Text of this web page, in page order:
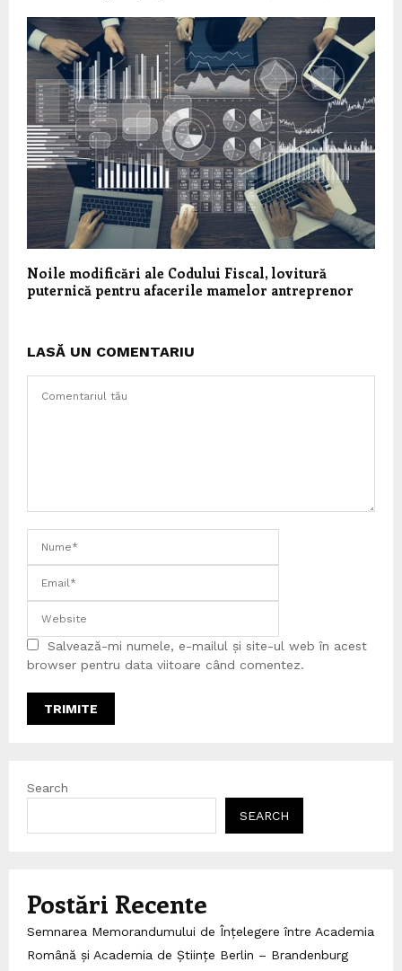
Noile modificări ale Codului Fiscal, lovitură
puternică pentru afacerile mamelor antreprenor
LASĂ UN COMENTARIU
Salvează-mi numele, e-mailul și site-ul web în acest
browser pentru data viitoare când comentez.
Search
SEARCH
Postări Recente
Semnarea Memorandumului de Înțelegere între Academia
Română și Academia de Științe Berlin – Brandenburg